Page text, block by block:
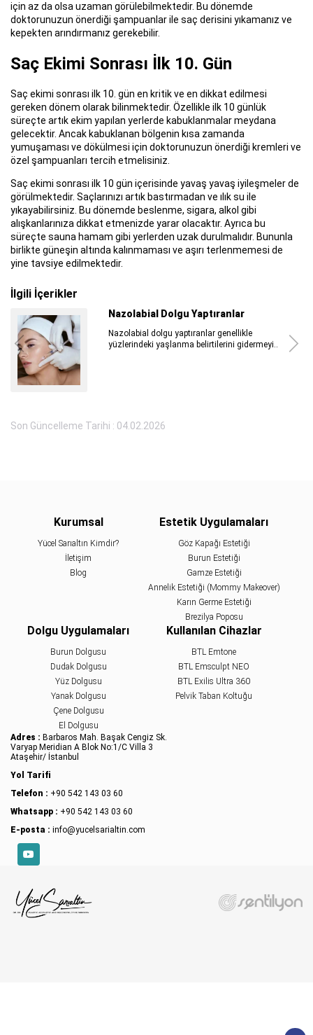
için az da olsa uzaman görülebilmektedir. Bu dönemde
doktorunuzun önerdiği şampuanlar ile saç derisini yıkamanız ve
kepekten arındırmanız gerekebilir.
Saç Ekimi Sonrası İlk 10. Gün
Saç ekimi sonrası ilk 10. gün en kritik ve en dikkat edilmesi
gereken dönem olarak bilinmektedir. Özellikle ilk 10 günlük
süreçte artık ekim yapılan yerlerde kabuklanmalar meydana
gelecektir. Ancak kabuklanan bölgenin kısa zamanda
yumuşaması ve dökülmesi için doktorunuzun önerdiği kremleri ve
özel şampuanları tercih etmelisiniz.
Saç ekimi sonrası ilk 10 gün içerisinde yavaş yavaş iyileşmeler de
görülmektedir. Saçlarınızı artık bastırmadan ve ılık su ile
yıkayabilirsiniz. Bu dönemde beslenme, sigara, alkol gibi
alışkanlarınıza dikkat etmenizde yarar olacaktır. Ayrıca bu
süreçte sauna hamam gibi yerlerden uzak durulmalıdır. Bununla
birlikte güneşin altında kalınmaması ve aşırı terlenmemesi de
yine tavsiye edilmektedir.
İlgili İçerikler
Nazolabial Dolgu Yaptıranlar
Nazolabial dolgu yaptıranlar genellikle
yüzlerindeki yaşlanma belirtilerini gidermeyi..
Son Güncelleme Tarihi : 04.02.2026
Kurumsal
Yücel Sarıaltın Kimdir?
İletişim
Blog
Estetik Uygulamaları
Göz Kapağı Estetiği
Burun Estetiği
Gamze Estetiği
Annelik Estetiği (Mommy Makeover)
Karın Germe Estetiği
Brezilya Poposu
Dolgu Uygulamaları
Burun Dolgusu
Dudak Dolgusu
Yüz Dolgusu
Yanak Dolgusu
Çene Dolgusu
El Dolgusu
Kullanılan Cihazlar
BTL Emtone
BTL Emsculpt NEO
BTL Exilis Ultra 360
Pelvik Taban Koltuğu
Adres : Barbaros Mah. Başak Cengiz Sk.
Varyap Meridian A Blok No:1/C Villa 3
Ataşehir/ İstanbul
Yol Tarifi
Telefon : +90 542 143 03 60
Whatsapp : +90 542 143 03 60
E-posta : info@yucelsarialtin.com
YouTube